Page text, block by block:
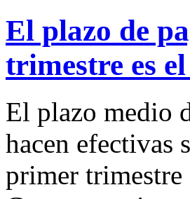
El plazo de
trimestre es
El plazo medio
hacen efectivas
primer trimestre